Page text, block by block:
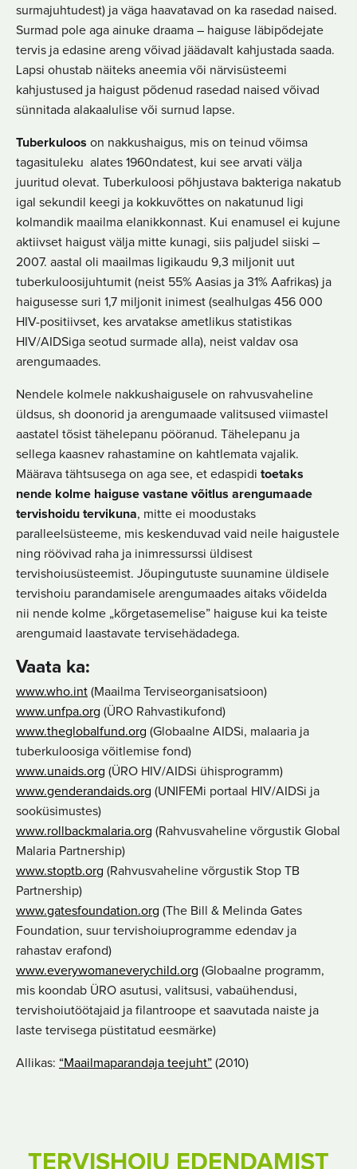
surmajuhtudest) ja väga haavatavad on ka rasedad naised.
Surmad pole aga ainuke draama – haiguse läbipõdejate
tervis ja edasine areng võivad jäädavalt kahjustada saada.
Lapsi ohustab näiteks aneemia või närvisüsteemi
kahjustused ja haigust põdenud rasedad naised võivad
sünnitada alakaalulise või surnud lapse.
Tuberkuloos on nakkushaigus, mis on teinud võimsa
tagasituleku alates 1960ndatest, kui see arvati välja
juuritud olevat. Tuberkuloosi põhjustava bakteriga nakatub
igal sekundil keegi ja kokkuvõttes on nakatunud ligi
kolmandik maailma elanikkonnast. Kui enamusel ei kujune
aktiivset haigust välja mitte kunagi, siis paljudel siiski –
2007. aastal oli maailmas ligikaudu 9,3 miljonit uut
tuberkuloosijuhtumit (neist 55% Aasias ja 31% Aafrikas) ja
haigusesse suri 1,7 miljonit inimest (sealhulgas 456 000
HIV-positiivset, kes arvatakse ametlikus statistikas
HIV/AIDSiga seotud surmade alla), neist valdav osa
arengumaades.
Nendele kolmele nakkushaigusele on rahvusvaheline
üldsus, sh doonorid ja arengumaade valitsused viimastel
aastatel tõsist tähelepanu pööranud. Tähelepanu ja
sellega kaasnev rahastamine on kahtlemata vajalik.
Määrava tähtsusega on aga see, et edaspidi toetaks
nende kolme haiguse vastane võitlus arengumaade
tervishoidu tervikuna, mitte ei moodustaks
paralleelsüsteeme, mis keskenduvad vaid neile haigustele
ning röövivad raha ja inimressurssi üldisest
tervishoiusüsteemist. Jõupingutuste suunamine üldisele
tervishoiu parandamisele arengumaades aitaks võidelda
nii nende kolme „kõrgetasemelise” haiguse kui ka teiste
arengumaid laastavate tervisehädadega.
Vaata ka:
www.who.int (Maailma Terviseorganisatsioon)
www.unfpa.org (ÜRO Rahvastikufond)
www.theglobalfund.org (Globaalne AIDSi, malaaria ja
tuberkuloosiga võitlemise fond)
www.unaids.org (ÜRO HIV/AIDSi ühisprogramm)
www.genderandaids.org (UNIFEMi portaal HIV/AIDSi ja
sooküsimustes)
www.rollbackmalaria.org (Rahvusvaheline võrgustik Global
Malaria Partnership)
www.stoptb.org (Rahvusvaheline võrgustik Stop TB
Partnership)
www.gatesfoundation.org (The Bill & Melinda Gates
Foundation, suur tervishoiuprogramme edendav ja
rahastav erafond)
www.everywomaneverychild.org (Globaalne programm,
mis koondab ÜRO asutusi, valitsusi, vabaühendusi,
tervishoiutöötajaid ja filantroope et saavutada naiste ja
laste tervisega püstitatud eesmärke)
Allikas: “Maailmaparandaja teejuht” (2010)
TERVISHOIU EDENDAMIST